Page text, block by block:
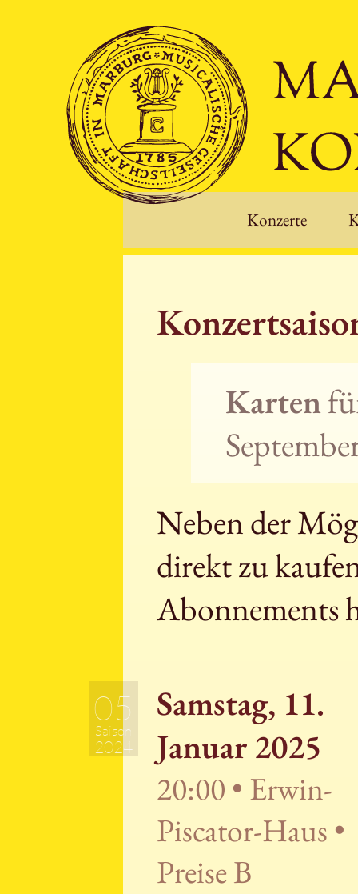
Konzerte
Karten
Neben der
direkt zu
Abonnements
05
Saison
2024
Samstag, 11.
Januar 2025
20:00 • Erwin-
Piscator-Haus •
Preise B